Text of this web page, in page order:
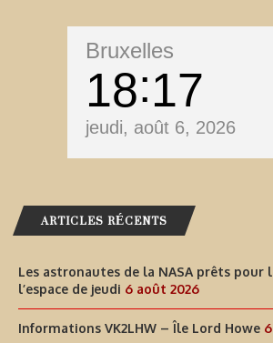
Bruxelles
18 17
jeudi, août 6, 2026
ARTICLES RÉCENTS
Les astronautes de la NASA prêts pour
l’espace de jeudi 6 août 2026
Informations VK2LHW – Île Lord Howe